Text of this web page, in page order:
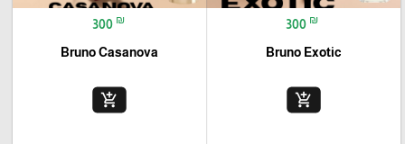
300 ₪
Bruno Exotic
add_shopping_cart
300 ₪
Bruno Casanova
add_shopping_cart